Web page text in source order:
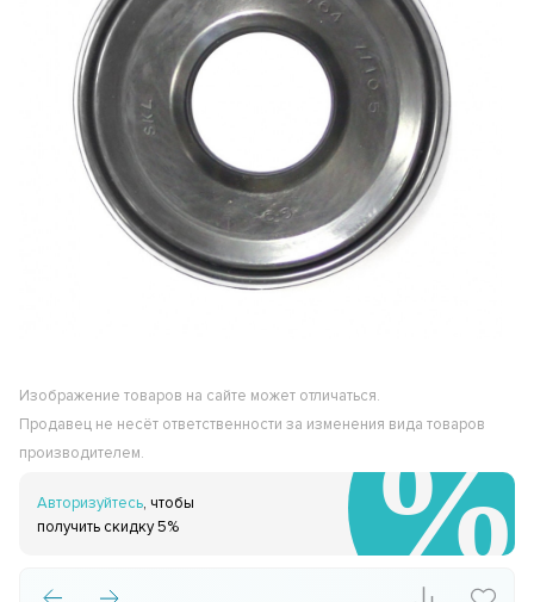
Изображение товаров на сайте может отличаться.
Продавец не несёт ответственности за изменения вида товаров
производителем.
Авторизуйтесь, чтобы
получить скидку 5%